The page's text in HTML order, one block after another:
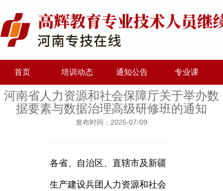
首页 培训动态 通知公告 专业课
河南省人力资源和社会保障厅关于举办数
据要素与数据治理高级研修班的通知
发布时间：2025-07-09
各省、自治区、直辖市及新疆
生产建设兵团人力资源和社会